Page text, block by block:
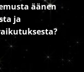
äänen
ja